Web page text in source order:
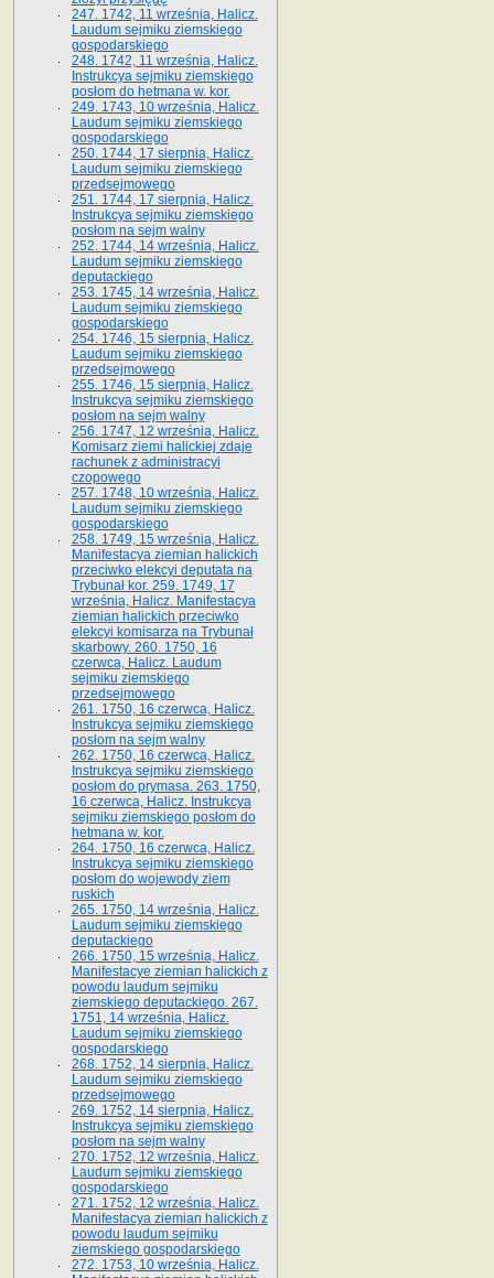
247. 1742, 11 września, Halicz.
Laudum sejmiku ziemskiego
gospodarskiego
248. 1742, 11 września, Halicz.
Instrukcya sejmiku ziemskiego
posłom do hetmana w. kor.
249. 1743, 10 września, Halicz.
Laudum sejmiku ziemskiego
gospodarskiego
250. 1744, 17 sierpnia, Halicz.
Laudum sejmiku ziemskiego
przedsejmowego
251. 1744, 17 sierpnia, Halicz.
Instrukcya sejmiku ziemskiego
posłom na sejm walny
252. 1744, 14 września, Halicz.
Laudum sejmiku ziemskiego
deputackiego
253. 1745, 14 września, Halicz.
Laudum sejmiku ziemskiego
gospodarskiego
254. 1746, 15 sierpnia, Halicz.
Laudum sejmiku ziemskiego
przedsejmowego
255. 1746, 15 sierpnia, Halicz.
Instrukcya sejmiku ziemskiego
posłom na sejm walny
256. 1747, 12 września, Halicz.
Komisarz ziemi halickiej zdaje
rachunek z administracyi
czopowego
257. 1748, 10 września, Halicz.
Laudum sejmiku ziemskiego
gospodarskiego
258. 1749, 15 września, Halicz.
Manifestacya ziemian halickich
przeciwko elekcyi deputata na
Trybunał kor. 259. 1749, 17
września, Halicz. Manifestacya
ziemian halickich przeciwko
elekcyi komisarza na Trybunał
skarbowy. 260. 1750, 16
czerwca, Halicz. Laudum
sejmiku ziemskiego
przedsejmowego
261. 1750, 16 czerwca, Halicz.
Instrukcya sejmiku ziemskiego
posłom na sejm walny
262. 1750, 16 czerwca, Halicz.
Instrukcya sejmiku ziemskiego
posłom do prymasa. 263. 1750,
16 czerwca, Halicz. Instrukcya
sejmiku ziemskiego posłom do
hetmana w. kor.
264. 1750, 16 czerwca, Halicz.
Instrukcya sejmiku ziemskiego
posłom do wojewody ziem
ruskich
265. 1750, 14 września, Halicz.
Laudum sejmiku ziemskiego
deputackiego
266. 1750, 15 września, Halicz.
Manifestacye ziemian halickich z
powodu laudum sejmiku
ziemskiego deputackiego. 267.
1751, 14 września, Halicz.
Laudum sejmiku ziemskiego
gospodarskiego
268. 1752, 14 sierpnia, Halicz.
Laudum sejmiku ziemskiego
przedsejmowego
269. 1752, 14 sierpnia, Halicz.
Instrukcya sejmiku ziemskiego
posłom na sejm walny
270. 1752, 12 września, Halicz.
Laudum sejmiku ziemskiego
gospodarskiego
271. 1752, 12 września, Halicz.
Manifestacya ziemian halickich z
powodu laudum sejmiku
ziemskiego gospodarskiego
272. 1753, 10 września, Halicz.